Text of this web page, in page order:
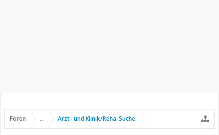
Foren ... Arzt- und Klinik/Reha-Suche